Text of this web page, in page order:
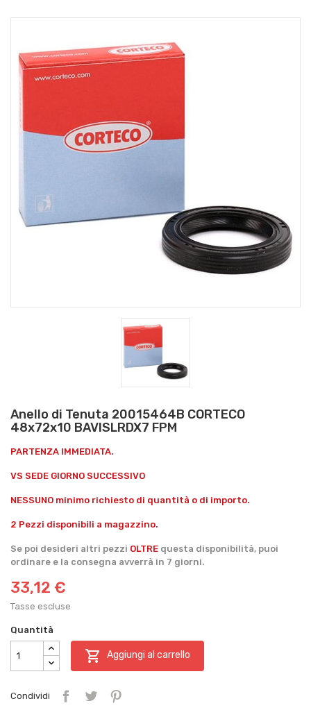
Anello di Tenuta 20015464B CORTECO
48x72x10 BAVISLRDX7 FPM
PARTENZA IMMEDIATA.
VS SEDE GIORNO SUCCESSIVO
NESSUNO minimo richiesto di quantità o di importo.
2 Pezzi disponibili a magazzino.
Se poi desideri altri pezzi OLTRE questa disponibilità, puoi
ordinare e la consegna avverrà in 7 giorni.
33,12 €
Tasse escluse
Quantità
 Aggiungi al carrello
Condividi